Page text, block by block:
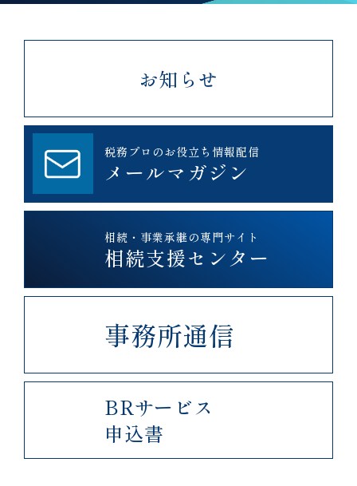
お知らせ
税務プロのお役立ち情報配信
メールマガジン
相続・事業承継の専門サイト
相続支援センター
事務所通信
BRサービス
申込書